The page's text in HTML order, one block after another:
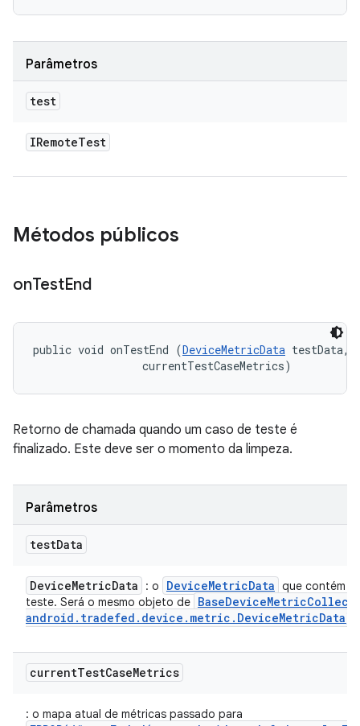
Parâmetros
test
IRemoteTest
Métodos públicos
onTestEnd
public void onTestEnd (DeviceMetricData testData,
currentTestCaseMetrics)
Retorno de chamada quando um caso de teste é
finalizado. Este deve ser o momento da limpeza.
Parâmetros
testData
DeviceMetricData : o DeviceMetricData que contém
teste. Será o mesmo objeto de BaseDeviceMetric
android . tradefed . device . metric . DeviceMetricData)
currentTestCaseMetrics
: o mapa atual de métricas passado para